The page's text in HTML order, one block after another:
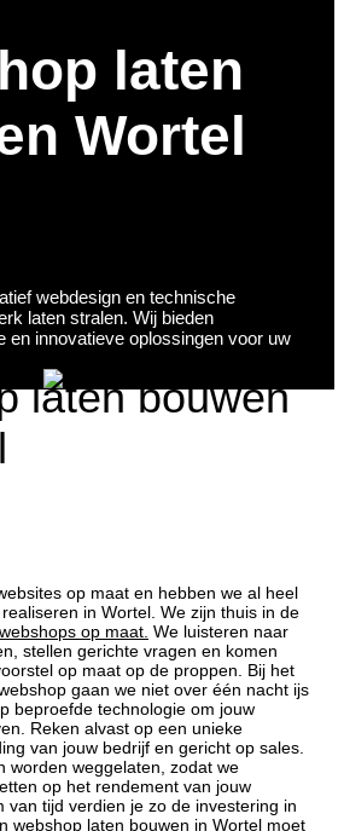
laten
Wortel
webdesign en technische
laten stralen. Wij bieden
en innovatieve oplossingen voor uw
laten bouwen
op maat en hebben we al heel
in Wortel. We zijn thuis in de
op maat. We luisteren naar
stellen gerichte vragen en komen
op maat op de proppen. Bij het
gaan we niet over één nacht ijs
beproefde technologie om jouw
Reken alvast op een unieke
van jouw bedrijf en gericht op sales.
worden weggelaten, zodat we
op het rendement van jouw
van tijd verdien je zo de investering in
webshop laten bouwen in Wortel moet